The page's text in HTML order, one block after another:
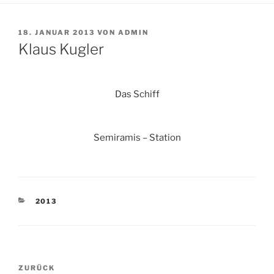
VERÖFFENTLICHT
AM
18. JANUAR 2013 VON ADMIN
Klaus Kugler
Das Schiff
Semiramis – Station
KATEGORIEN
2013
Beitragsnavigation
Vorheriger
ZURÜCK